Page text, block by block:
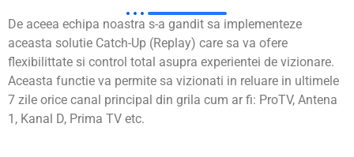
De aceea echipa noastra s-a gandit sa implementeze
aceasta solutie Catch-Up (Replay) care sa va ofere
flexibilittate si control total asupra experientei de vizionare.
Aceasta functie va permite sa vizionati in reluare in ultimele
7 zile orice canal principal din grila cum ar fi: ProTV, Antena
1, Kanal D, Prima TV etc.